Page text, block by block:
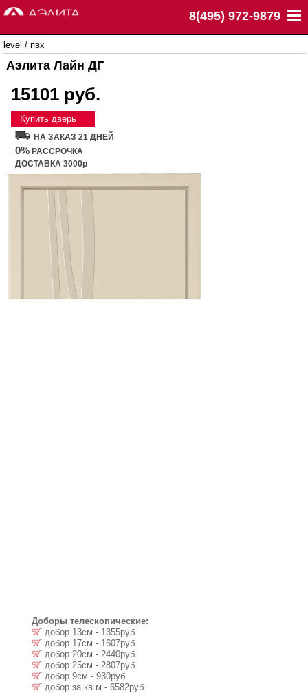
8(495) 972-9879
level / пвх
Аэлита Лайн ДГ
15101 руб.
Купить дверь
НА ЗАКАЗ 21 ДНЕЙ
0% РАССРОЧКА
ДОСТАВКА 3000р
Доборы телескопические:
добор 13см - 1355руб.
добор 17см - 1607руб.
добор 20см - 2440руб.
добор 25см - 2807руб.
добор 9см - 930руб.
добор за кв.м - 6582руб.